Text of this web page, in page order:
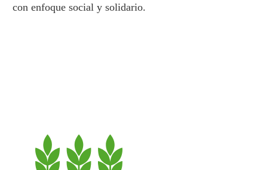
con enfoque social y solidario.